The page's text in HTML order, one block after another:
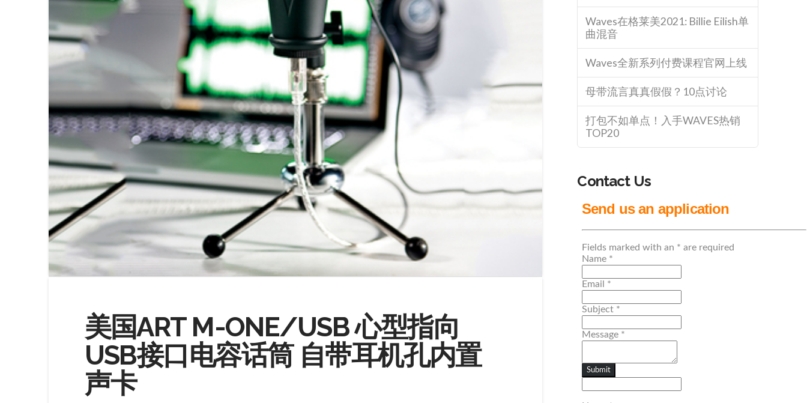
美国ART M-ONE/USB 心型指向
USB接口电容话筒 自带耳机孔内置
声卡
Waves在格莱美2021: Billie Eilish单
曲混音
Waves全新系列付费课程官网上线
母带流言真真假假？10点讨论
打包不如单点！入手WAVES热销
TOP20
Contact Us